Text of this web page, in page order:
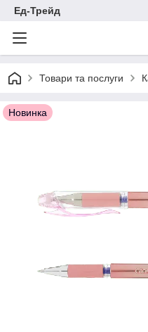
Ед-Трейд
Товари та послуги
Новинка